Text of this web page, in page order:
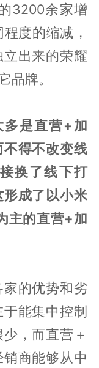
3200余家增
度的缩减，
出来的荣耀
品牌。
多是直营+加
得不改变线
换了线下打
成了以小米
主的直营+加
的优势和劣
能集中控制
，而直营＋
商能够从中